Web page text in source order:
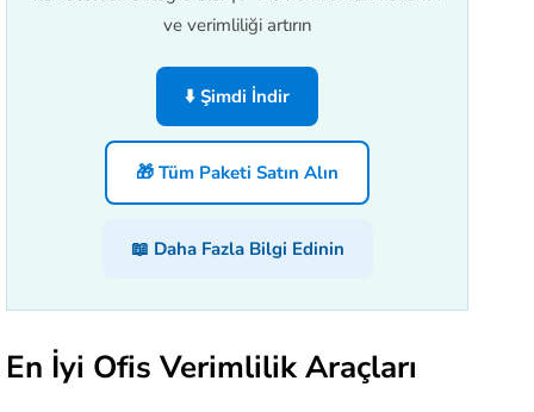
ve verimliliği artırın
⬇️ Şimdi İndir
🎁 Tüm Paketi Satın Alın
📖 Daha Fazla Bilgi Edinin
En İyi Ofis Verimlilik Araçları